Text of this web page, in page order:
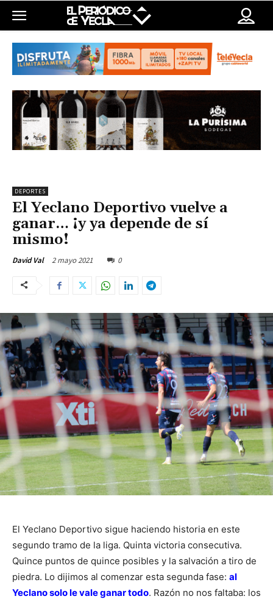
DEPORTES
El Yeclano Deportivo vuelve a
ganar… ¡y ya depende de sí
mismo!
David Val 2 mayo 2021 0
El Yeclano Deportivo sigue haciendo historia en este
segundo tramo de la liga. Quinta victoria consecutiva.
Quince puntos de quince posibles y la salvación a tiro de
piedra. Lo dijimos al comenzar esta segunda fase: al
Yeclano solo le vale ganar todo. Razón no nos faltaba: los